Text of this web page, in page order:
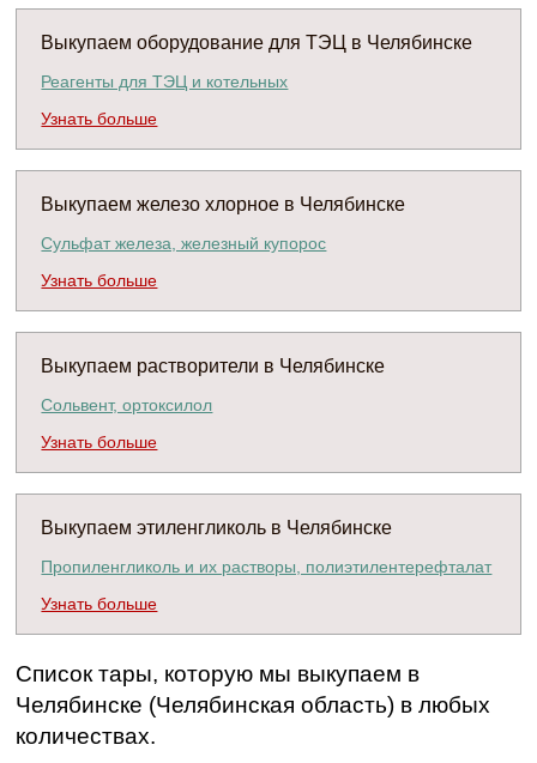
Выкупаем оборудование для ТЭЦ в Челябинске
Реагенты для ТЭЦ и котельных
Узнать больше
Выкупаем железо хлорное в Челябинске
Сульфат железа, железный купорос
Узнать больше
Выкупаем растворители в Челябинске
Сольвент, ортоксилол
Узнать больше
Выкупаем этиленгликоль в Челябинске
Пропиленгликоль и их растворы, полиэтилентерефталат
Узнать больше
Список тары, которую мы выкупаем в
Челябинске (Челябинская область) в любых
количествах.